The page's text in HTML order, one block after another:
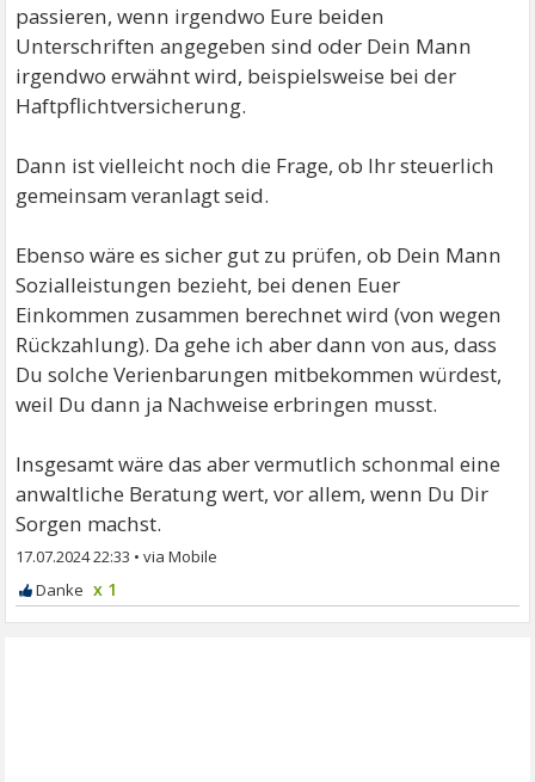
passieren, wenn irgendwo Eure beiden
Unterschriften angegeben sind oder Dein Mann
irgendwo erwähnt wird, beispielsweise bei der
Haftpflichtversicherung.
Dann ist vielleicht noch die Frage, ob Ihr steuerlich
gemeinsam veranlagt seid.
Ebenso wäre es sicher gut zu prüfen, ob Dein Mann
Sozialleistungen bezieht, bei denen Euer
Einkommen zusammen berechnet wird (von wegen
Rückzahlung). Da gehe ich aber dann von aus, dass
Du solche Verienbarungen mitbekommen würdest,
weil Du dann ja Nachweise erbringen musst.
Insgesamt wäre das aber vermutlich schonmal eine
anwaltliche Beratung wert, vor allem, wenn Du Dir
Sorgen machst.
17.07.2024 22:33 •
x 1